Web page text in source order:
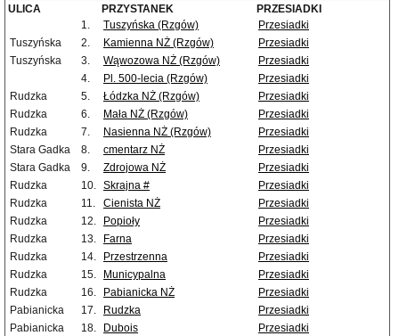
ULICA PRZYSTANEK
PRZESIADKI
1.
Tuszyńska (Rzgów)
Przesiadki
Tuszyńska
2. Kamienna NŻ (Rzgów)
Przesiadki
Tuszyńska
3. Wąwozowa NŻ (Rzgów)
Przesiadki
4.
Pl. 500-lecia (Rzgów)
Przesiadki
Rudzka
5. Łódzka NŻ (Rzgów)
Przesiadki
Rudzka
6. Mała NŻ (Rzgów)
Przesiadki
Rudzka
7. Nasienna NŻ (Rzgów)
Przesiadki
Stara Gadka
8. cmentarz NŻ
Przesiadki
Stara Gadka
9. Zdrojowa NŻ
Przesiadki
Rudzka
10. Skrajna #
Przesiadki
Rudzka
11. Cienista NŻ
Przesiadki
Rudzka
12. Popioły
Przesiadki
Rudzka
13. Farna
Przesiadki
Rudzka
14. Przestrzenna
Przesiadki
Rudzka
15. Municypalna
Przesiadki
Rudzka
16. Pabianicka NŻ
Przesiadki
Pabianicka
17. Rudzka
Przesiadki
Pabianicka
18. Dubois
Przesiadki